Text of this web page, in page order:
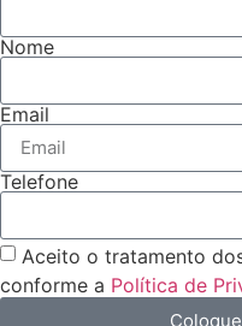
Nome
Email
Telefone
Aceito o tratamento
conforme a Política de